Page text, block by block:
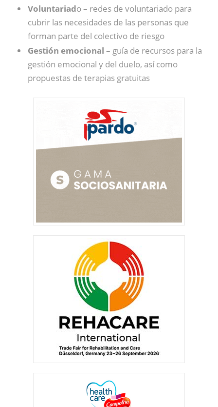
Voluntariado – redes de voluntariado para
cubrir las necesidades de las personas que
forman parte del colectivo de riesgo
Gestión emocional – guía de recursos para la
gestión emocional y del duelo, así como
propuestas de terapias gratuitas